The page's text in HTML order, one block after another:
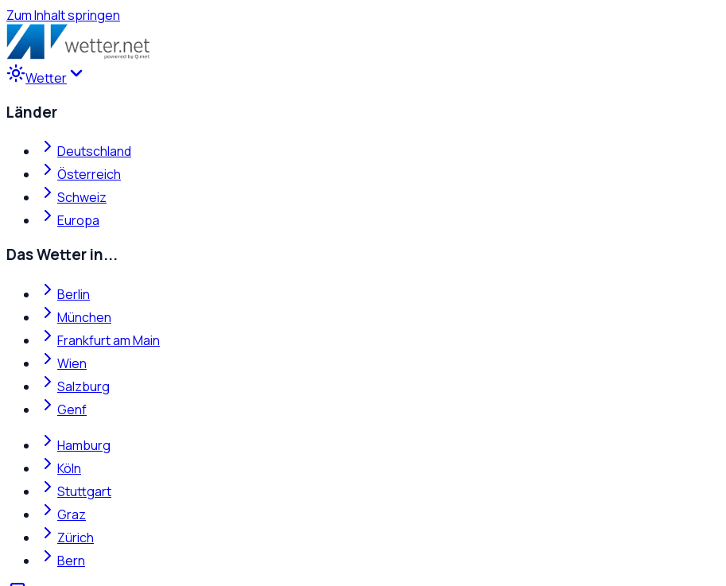
Zum Inhalt springen
Wetter
Länder
Deutschland
Österreich
Schweiz
Europa
Das Wetter in...
Berlin
München
Frankfurt am Main
Wien
Salzburg
Genf
Hamburg
Köln
Stuttgart
Graz
Zürich
Bern